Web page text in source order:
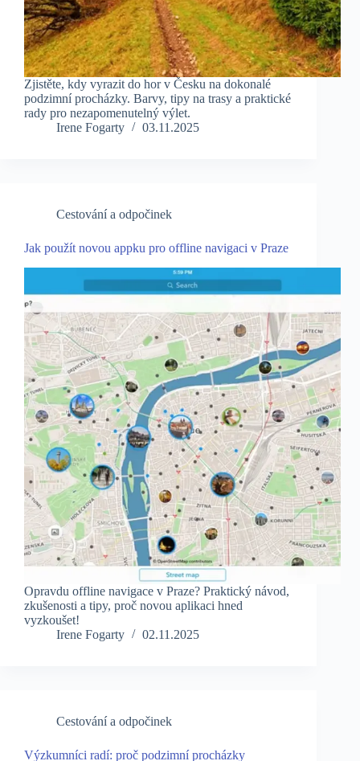
Zjistěte, kdy vyrazit do hor v Česku na dokonalé
podzimní procházky. Barvy, tipy na trasy a praktické
rady pro nezapomenutelný výlet.
Irene Fogarty
03.11.2025
Cestování a odpočinek
Jak použít novou appku pro offline navigaci v Praze
Opravdu offline navigace v Praze? Praktický návod,
zkušenosti a tipy, proč novou aplikaci hned
vyzkoušet!
Irene Fogarty
02.11.2025
Cestování a odpočinek
Výzkumníci radí: proč podzimní procházky